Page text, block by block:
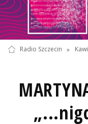
Radio Szczecin »